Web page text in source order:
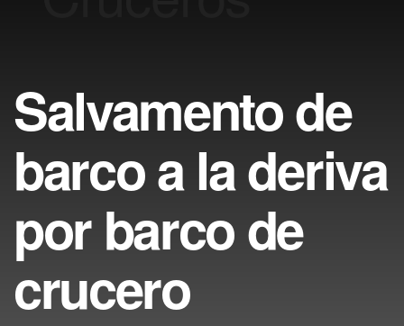
Salvamento de
barco a la deriva
por barco de
crucero